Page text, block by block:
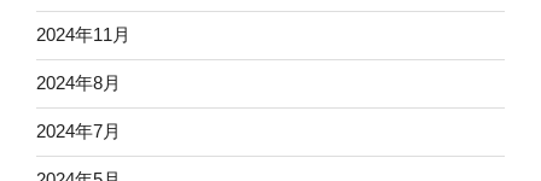
2024年11月
2024年8月
2024年7月